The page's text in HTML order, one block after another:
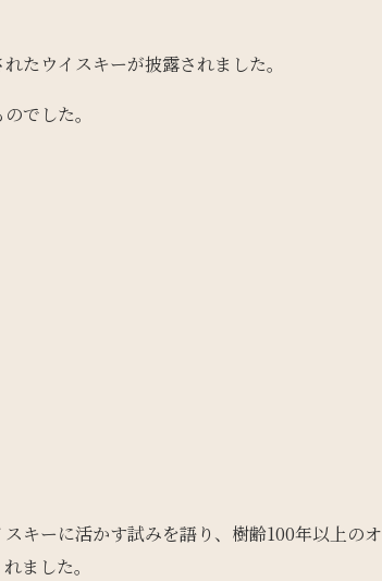
たウイスキーが披露されました。
でした。
キーに活かす試みを語り、樹齢100年以上のオ
ました。